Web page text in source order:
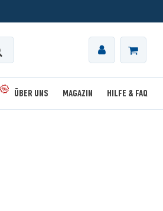
HILFE & FAQ
MAGAZIN
ÜBER UNS